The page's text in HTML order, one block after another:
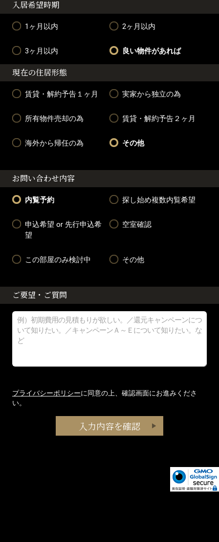
入居希望時期
1ヶ月以内 2ヶ月以内
3ヶ月以内 良い物件があれば
現在の住居形態
賃貸・解約予告１ヶ月 実家から独立の為
所有物件売却の為 賃貸・解約予告２ヶ月
海外から帰任の為 その他
お問い合わせ内容
内覧予約 探し始め複数内覧希望
申込希望 or 先行申込希
望
空室確認
この部屋のみ検討中 その他
ご要望・ご質問
プライバシーポリシーに同意の上、確認画面にお進みくださ
い。